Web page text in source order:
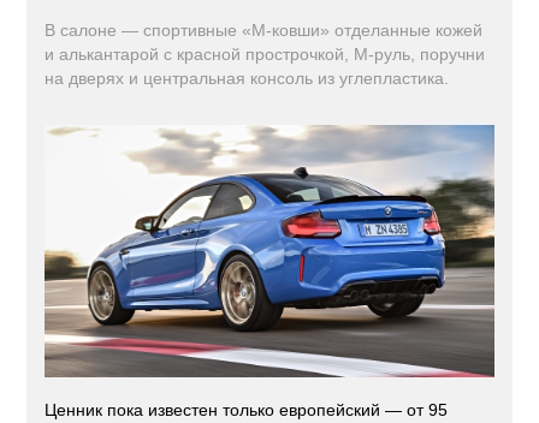
В салоне — спортивные «M-ковши» отделанные кожей
и алькантарой с красной прострочкой, M-руль, поручни
на дверях и центральная консоль из углепластика.
Ценник пока известен только европейский — от 95